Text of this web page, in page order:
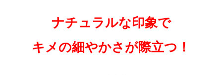
ナチュラルな印象で
キメの細やかさが際立つ！